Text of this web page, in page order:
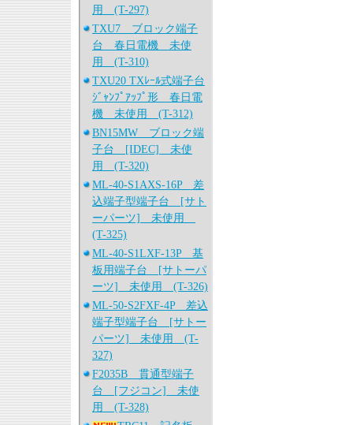
用 (T-297)
TXU7 ブロック端子
台 春日電機 未使
用 (T-310)
TXU20 TXﾚｰﾙ式端子台
ｼﾞｬﾝﾌﾟｱｯﾌﾟ形 春日電
機 未使用 (T-312)
BN15MW ブロック端
子台 [IDEC] 未使
用 (T-320)
ML-40-S1AXS-16P 差
込端子型端子台 [サト
ーパーツ] 未使用
(T-325)
ML-40-S1LXF-13P 基
板用端子台 [サトーパ
ーツ] 未使用 (T-326)
ML-50-S2FXF-4P 差込
端子型端子台 [サトー
パーツ] 未使用 (T-
327)
F2035B 貫通型端子
台 [フジコン] 未使
用 (T-328)